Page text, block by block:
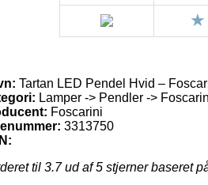
Tartan LED Pendel Hvid –
Lamper -> Pendler ->
Foscarini
3313750
til 3.7ud af 5 stjerner baseret